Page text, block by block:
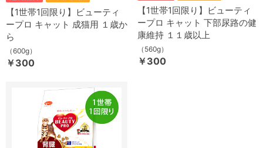
【1世帯1回限り】ビューティ
ープロ キャット 成猫用 １歳か
ら
（600g）
￥300
【1世帯1回限り】ビューティ
ープロ キャット 下部尿路の健
康維持 １１歳以上
（560g）
￥300